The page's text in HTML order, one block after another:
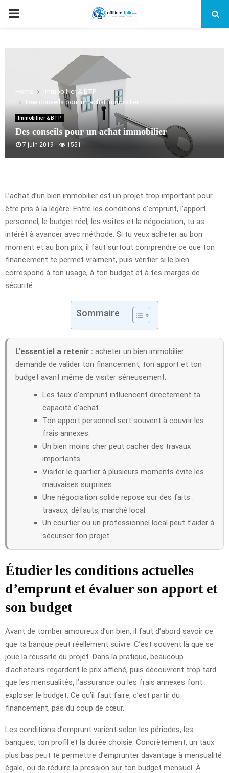
PRIMARY
Immobillier & BTP
Des conseils pour un achat immobilier
Immobillier & BTP
Des conseils pour un achat immobilier
7 juin 2019 1551
L’achat d’un bien immobilier est un projet trop important pour
être pris à la légère. Entre les conditions d’emprunt, l’apport
personnel, le budget réel, les visites et la négociation, tu as
intérêt à avancer avec méthode. Si tu veux acheter au bon
moment et au bon prix, il faut surtout comprendre ce que ton
financement te permet vraiment, puis vérifier si le bien
correspond à ton usage, à ton budget et à tes marges de
sécurité.
Sommaire
L’essentiel a retenir : acheter un bien immobilier
demande de valider ton financement, ton apport et ton
budget avant même de visiter sérieusement.
Les taux d’emprunt influencent directement ta
capacité d’achat.
Ton apport personnel sert souvent à couvrir les
frais annexes.
Un bien moins cher peut cacher des travaux
importants.
Visiter le quartier à plusieurs moments évite les
mauvaises surprises.
Une négociation solide repose sur des faits :
travaux, défauts, marché local.
Un courtier ou un professionnel local peut t’aider à
sécuriser ton projet.
Étudier les conditions actuelles
d’emprunt et évaluer son apport et
son budget
Avant de tomber amoureux d’un bien, il faut d’abord savoir ce
que ta banque peut réellement suivre. C’est souvent là que se
joue la réussite du projet. Dans la pratique, beaucoup
d’acheteurs regardent le prix affiché, puis découvrent trop tard
que les mensualités, l’assurance ou les frais annexes font
exploser le budget. Ce qu’il faut faire, c’est partir du
financement, pas du coup de cœur.
Les conditions d’emprunt varient selon les périodes, les
banques, ton profil et la durée choisie. Concrètement, un taux
plus bas peut te permettre d’emprunter davantage à mensualité
égale, ou de réduire la pression sur ton budget mensuel. À